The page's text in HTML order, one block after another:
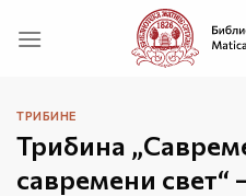
ТРИБИНЕ
Трибина
савремени свет“